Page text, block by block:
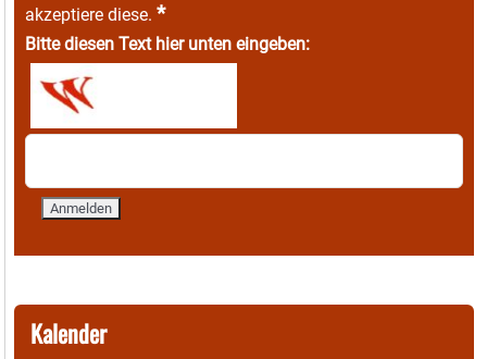
akzeptiere diese. *
Bitte diesen Text hier unten eingeben:
Kalender